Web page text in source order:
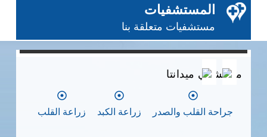
المستشفيات
مستشفيات متعلقة بنا
0 0 0
مستشفي ميدانتا
جراحة القلب والصدر زراعة الكبد زراعة القلب